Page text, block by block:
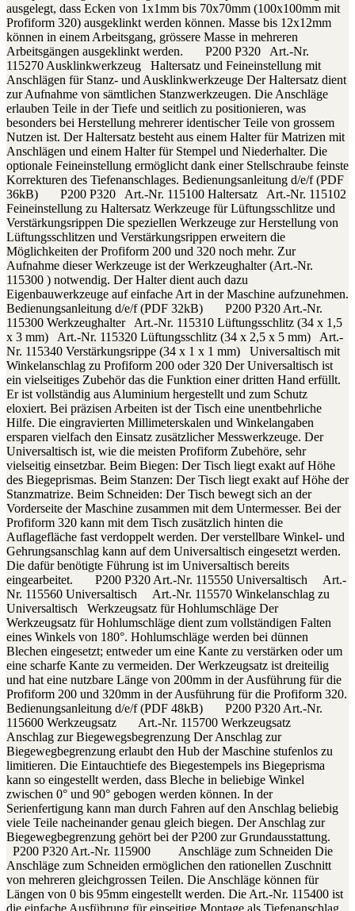
ausgelegt, dass Ecken von 1x1mm bis 70x70mm (100x100mm mit
Profiform 320) ausgeklinkt werden können. Masse bis 12x12mm
können in einem Arbeitsgang, grössere Masse in mehreren
Arbeitsgängen ausgeklinkt werden. P200 P320 Art.-Nr.
115270 Ausklinkwerkzeug Haltersatz und Feineinstellung mit
Anschlägen für Stanz- und Ausklinkwerkzeuge Der Haltersatz dient
zur Aufnahme von sämtlichen Stanzwerkzeugen. Die Anschläge
erlauben Teile in der Tiefe und seitlich zu positionieren, was
besonders bei Herstellung mehrerer identischer Teile von grossem
Nutzen ist. Der Haltersatz besteht aus einem Halter für Matrizen mit
Anschlägen und einem Halter für Stempel und Niederhalter. Die
optionale Feineinstellung ermöglicht dank einer Stellschraube feinste
Korrekturen des Tiefenanschlages. Bedienungsanleitung d/e/f (PDF
36kB) P200 P320 Art.-Nr. 115100 Haltersatz Art.-Nr. 115102
Feineinstellung zu Haltersatz Werkzeuge für Lüftungsschlitze und
Verstärkungsrippen Die speziellen Werkzeuge zur Herstellung von
Lüftungsschlitzen und Verstärkungsrippen erweitern die
Möglichkeiten der Profiform 200 und 320 noch mehr. Zur
Aufnahme dieser Werkzeuge ist der Werkzeughalter (Art.-Nr.
115300 ) notwendig. Der Halter dient auch dazu
Eigenbauwerkzeuge auf einfache Art in der Maschine aufzunehmen.
Bedienungsanleitung d/e/f (PDF 32kB) P200 P320 Art.-Nr.
115300 Werkzeughalter Art.-Nr. 115310 Lüftungsschlitz (34 x 1,5
x 3 mm) Art.-Nr. 115320 Lüftungsschlitz (34 x 2,5 x 5 mm) Art.-
Nr. 115340 Verstärkungsrippe (34 x 1 x 1 mm) Universaltisch mit
Winkelanschlag zu Profiform 200 oder 320 Der Universaltisch ist
ein vielseitiges Zubehör das die Funktion einer dritten Hand erfüllt.
Er ist vollständig aus Aluminium hergestellt und zum Schutz
eloxiert. Bei präzisen Arbeiten ist der Tisch eine unentbehrliche
Hilfe. Die eingravierten Millimeterskalen und Winkelangaben
ersparen vielfach den Einsatz zusätzlicher Messwerkzeuge. Der
Universaltisch ist, wie die meisten Profiform Zubehöre, sehr
vielseitig einsetzbar. Beim Biegen: Der Tisch liegt exakt auf Höhe
des Biegeprismas. Beim Stanzen: Der Tisch liegt exakt auf Höhe der
Stanzmatrize. Beim Schneiden: Der Tisch bewegt sich an der
Vorderseite der Maschine zusammen mit dem Untermesser. Bei der
Profiform 320 kann mit dem Tisch zusätzlich hinten die
Auflagefläche fast verdoppelt werden. Der verstellbare Winkel- und
Gehrungsanschlag kann auf dem Universaltisch eingesetzt werden.
Die dafür benötigte Führung ist im Universaltisch bereits
eingearbeitet. P200 P320 Art.-Nr. 115550 Universaltisch Art.-
Nr. 115560 Universaltisch Art.-Nr. 115570 Winkelanschlag zu
Universaltisch Werkzeugsatz für Hohlumschläge Der
Werkzeugsatz für Hohlumschläge dient zum vollständigen Falten
eines Winkels von 180°. Hohlumschläge werden bei dünnen
Blechen eingesetzt; entweder um eine Kante zu verstärken oder um
eine scharfe Kante zu vermeiden. Der Werkzeugsatz ist dreiteilig
und hat eine nutzbare Länge von 200mm in der Ausführung für die
Profiform 200 und 320mm in der Ausführung für die Profiform 320.
Bedienungsanleitung d/e/f (PDF 48kB) P200 P320 Art.-Nr.
115600 Werkzeugsatz Art.-Nr. 115700 Werkzeugsatz
Anschlag zur Biegewegsbegrenzung Der Anschlag zur
Biegewegbegrenzung erlaubt den Hub der Maschine stufenlos zu
limitieren. Die Eintauchtiefe des Biegestempels ins Biegeprisma
kann so eingestellt werden, dass Bleche in beliebige Winkel
zwischen 0° und 90° gebogen werden können. In der
Serienfertigung kann man durch Fahren auf den Anschlag beliebig
viele Teile nacheinander genau gleich biegen. Der Anschlag zur
Biegewegbegrenzung gehört bei der P200 zur Grundausstattung.
P200 P320 Art.-Nr. 115900 Anschläge zum Schneiden Die
Anschläge zum Schneiden ermöglichen den rationellen Zuschnitt
von mehreren gleichgrossen Teilen. Die Anschläge können für
Längen von 0 bis 95mm eingestellt werden. Die Art.-Nr. 115400 ist